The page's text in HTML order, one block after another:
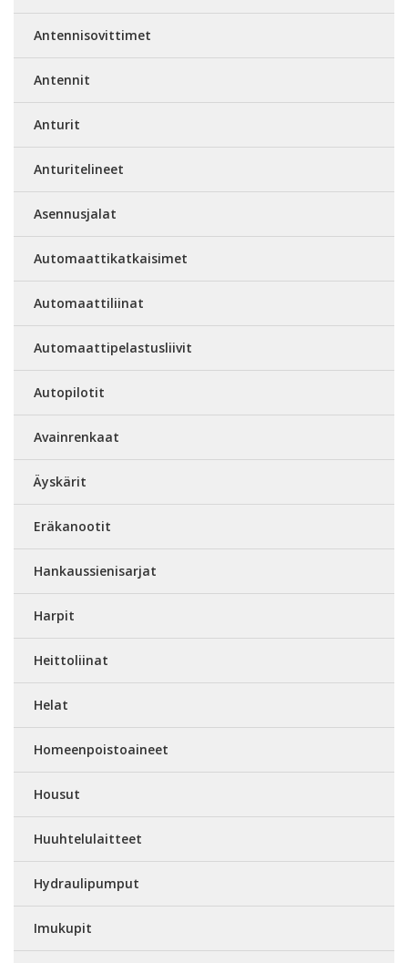
Antennisovittimet
Antennit
Anturit
Anturitelineet
Asennusjalat
Automaattikatkaisimet
Automaattiliinat
Automaattipelastusliivit
Autopilotit
Avainrenkaat
Äyskärit
Eräkanootit
Hankaussienisarjat
Harpit
Heittoliinat
Helat
Homeenpoistoaineet
Housut
Huuhtelulaitteet
Hydraulipumput
Imukupit